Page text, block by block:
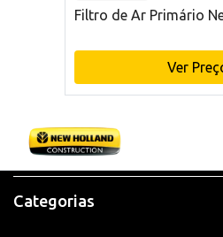
Filtro de Ar Primário
Ver
Categorias